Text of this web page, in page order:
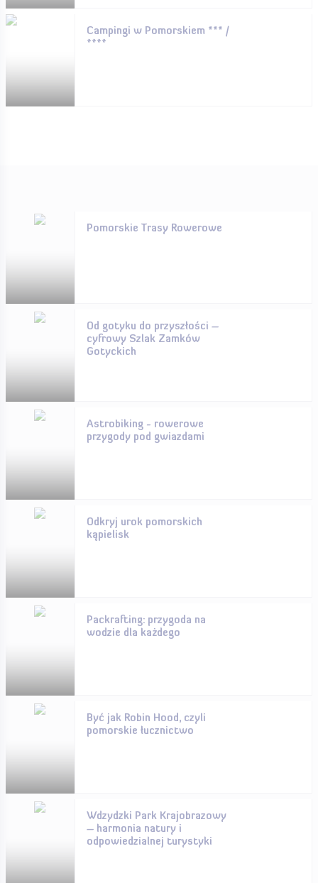
Campingi w Pomorskiem *** /
****
Pomorskie Trasy Rowerowe
Od gotyku do przyszłości –
cyfrowy Szlak Zamków
Gotyckich
Astrobiking - rowerowe
przygody pod gwiazdami
Odkryj urok pomorskich
kąpielisk
Packrafting: przygoda na
wodzie dla każdego
Być jak Robin Hood, czyli
pomorskie łucznictwo
Wdzydzki Park Krajobrazowy
– harmonia natury i
odpowiedzialnej turystyki